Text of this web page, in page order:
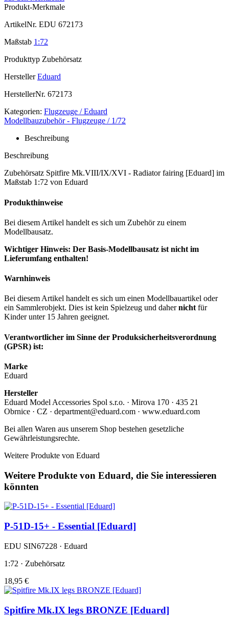
Produkt-Merkmale
ArtikelNr. EDU 672173
Maßstab 1:72
Produkttyp Zubehörsatz
Hersteller Eduard
HerstellerNr. 672173
Kategorien: Flugzeuge / Eduard
Modellbauzubehör - Flugzeuge / 1/72
Beschreibung
Beschreibung
Zubehörsatz Spitfire Mk.VIII/IX/XVI - Radiator fairing [Eduard] im
Maßstab 1:72 von Eduard
Produkthinweise
Bei diesem Artikel handelt es sich um Zubehör zu einem
Modellbausatz.
Wichtiger Hinweis: Der Basis-Modellbausatz ist nicht im
Lieferumfang enthalten!
Warnhinweis
Bei diesem Artikel handelt es sich um einen Modellbauartikel oder
ein Sammlerobjekt. Dies ist kein Spielzeug und dahernicht für
Kinder unter 15 Jahren geeignet.
Verantwortlicher im Sinne der Produksicherheitsverordnung
(GPSR) ist:
Marke
Eduard
Hersteller
Eduard Model Accessories Spol s.r.o. · Mirova 170 · 435 21
Obrnice · CZ · department@eduard.com · www.eduard.com
Bei allen Waren aus unserem Shop bestehen gesetzliche
Gewährleistungsrechte.
Weitere Produkte von Eduard
Weitere Produkte von Eduard, die Sie interessieren
könnten
P-51D-15+ - Essential [Eduard]
EDU SIN67228 · Eduard
1:72 · Zubehörsatz
18,95 €
Spitfire Mk.IX legs BRONZE [Eduard]